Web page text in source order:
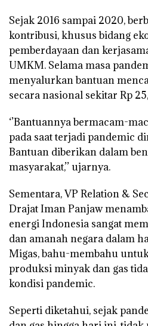
Sejak 2016 sampai 2020,
kontribusi, khusus bidang
pemberdayaan dan
UMKM. Selama masa
menyalurkan bantuan
secara nasional sekitar Rp
‘’Bantuannya bermacam-
pada saat terjadi pandemic
Bantuan diberikan dalam
masyarakat,’’ ujarnya.
Sementara, VP Relation &
Drajat Iman Panjaw
energi Indonesia sangat
dan amanah negara dalam
Migas, bahu-membahu
produksi minyak dan gas
kondisi pandemic.
Seperti diketahui, sejak